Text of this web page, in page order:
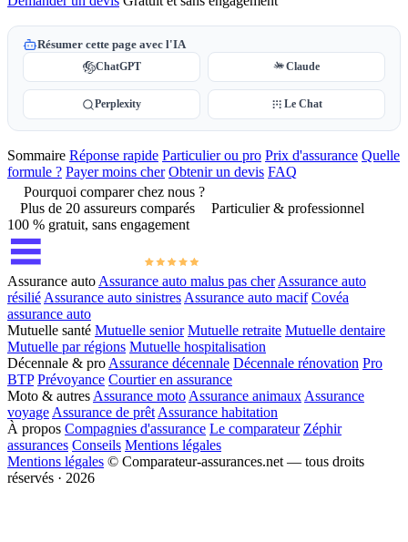
Résumer cette page avec l'IA
ChatGPT Claude
Perplexity Le Chat
Sommaire Réponse rapide Particulier ou pro Prix d'assurance Quelle
formule ? Payer moins cher Obtenir un devis FAQ
Pourquoi comparer chez nous ?
Plus de 20 assureurs comparés
Particulier & professionnel
100 % gratuit, sans engagement
Assurance auto Assurance auto malus pas cher Assurance auto
résilié Assurance auto sinistres Assurance auto macif Covéa
assurance auto
Mutuelle santé Mutuelle senior Mutuelle retraite Mutuelle dentaire
Mutuelle par régions Mutuelle hospitalisation
Décennale & pro Assurance décennale Décennale rénovation Pro
BTP Prévoyance Courtier en assurance
Moto & autres Assurance moto Assurance animaux Assurance
voyage Assurance de prêt Assurance habitation
À propos Compagnies d'assurance Le comparateur Zéphir
assurances Conseils Mentions légales
Mentions légales © Comparateur-assurances.net — tous droits
réservés · 2026